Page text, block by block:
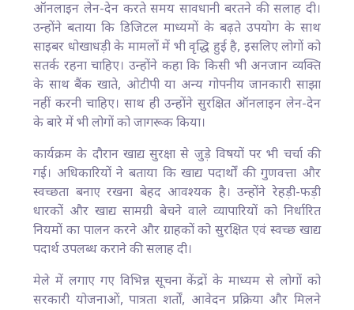
ऑनलाइन लेन-देन करते समय सावधानी बरतने की सलाह दी।
उन्होंने बताया कि डिजिटल माध्यमों के बढ़ते उपयोग के साथ
साइबर धोखाधड़ी के मामलों में भी वृद्धि हुई है, इसलिए लोगों को
सतर्क रहना चाहिए। उन्होंने कहा कि किसी भी अनजान व्यक्ति
के साथ बैंक खाते, ओटीपी या अन्य गोपनीय जानकारी साझा
नहीं करनी चाहिए। साथ ही उन्होंने सुरक्षित ऑनलाइन लेन-देन
के बारे में भी लोगों को जागरूक किया।
कार्यक्रम के दौरान खाद्य सुरक्षा से जुड़े विषयों पर भी चर्चा की
गई। अधिकारियों ने बताया कि खाद्य पदार्थों की गुणवत्ता और
स्वच्छता बनाए रखना बेहद आवश्यक है। उन्होंने रेहड़ी-फड़ी
धारकों और खाद्य सामग्री बेचने वाले व्यापारियों को निर्धारित
नियमों का पालन करने और ग्राहकों को सुरक्षित एवं स्वच्छ खाद्य
पदार्थ उपलब्ध कराने की सलाह दी।
मेले में लगाए गए विभिन्न सूचना केंद्रों के माध्यम से लोगों को
सरकारी योजनाओं, पात्रता शर्तों, आवेदन प्रक्रिया और मिलने